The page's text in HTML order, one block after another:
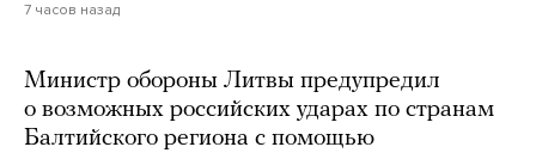
7 часов назад
Министр обороны Литвы предупредил
о возможных российских ударах по странам
Балтийского региона с помощью